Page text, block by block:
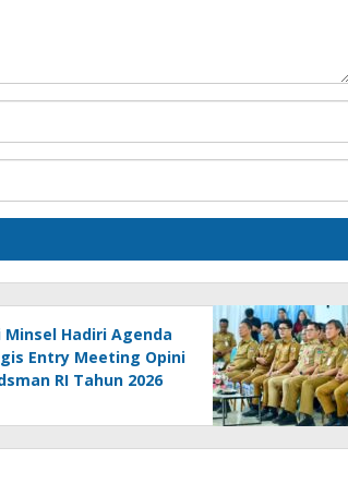
Minsel Hadiri Agenda
Entry Meeting Opini
RI Tahun 2026